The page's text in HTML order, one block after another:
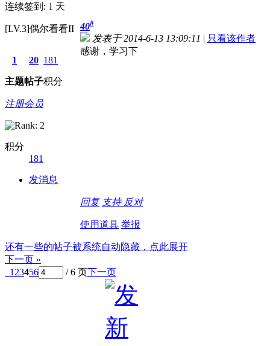
连续签到: 1 天
[LV.3]偶尔看看II
1
主题
20
帖子
181
积分
注册会员
积分
181
发消息
40#
发表于 2014-6-13 13:09:11 | 只看该作者
感谢，学习下
回复 支持 反对
使用道具 举报
还有一些的帖子被系统自动隐藏，点此展开
下一页 »
1 23456 / 6 页下一页